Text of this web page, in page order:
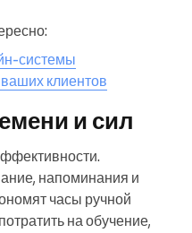
системы
клиентов
и сил
напоминания и
часы ручной
на обучение,